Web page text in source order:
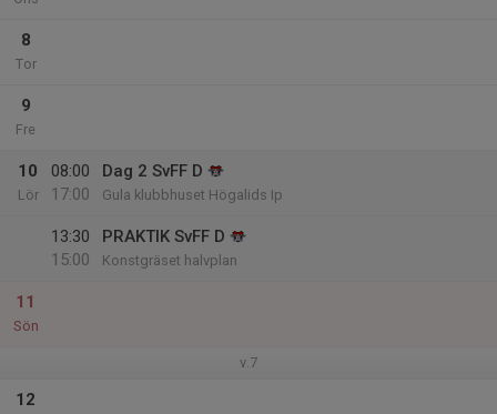
8
Tor
9
Fre
10
Lör
08:00
17:00
Dag 2 SvFF D
Gula klubbhuset Högalids Ip
13:30
15:00
PRAKTIK SvFF D
Konstgräset halvplan
11
Sön
v.7
12